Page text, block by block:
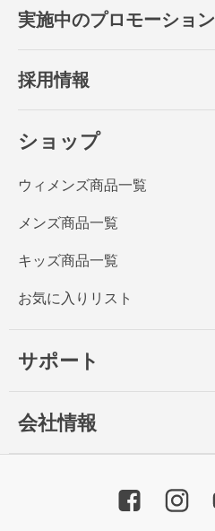
実施中のプロモーション
採用情報
ショップ
ウィメンズ商品一覧
メンズ商品一覧
キッズ商品一覧
お気に入りリスト
サポート
会社情報